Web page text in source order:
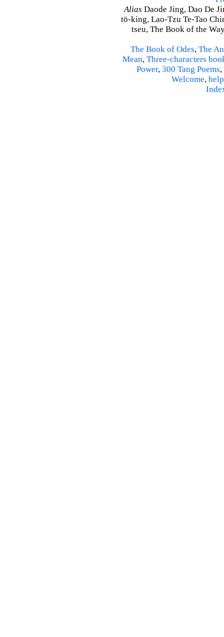
Alias Daode Jing, Dao De
tö-king, Lao-Tzu Te-Tao
tseu, The Book of the
The Book of Odes, The
Mean, Three-characters
Power, 300 Tang Poems,
Welcome, help